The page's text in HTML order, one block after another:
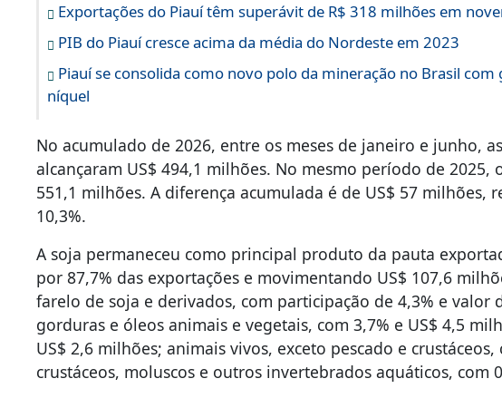
Exportações do Piauí têm superávit de R$ 318 milhões em
PIB do Piauí cresce acima da média do Nordeste em 2023
Piauí se consolida como novo polo da mineração no Brasil
níquel
No acumulado de 2026, entre os meses de janeiro e junho,
alcançaram US$ 494,1 milhões. No mesmo período de 2025,
551,1 milhões. A diferença acumulada é de US$ 57 milhões,
10,3%.
A soja permaneceu como principal produto da pauta
por 87,7% das exportações e movimentando US$ 107,6
farelo de soja e derivados, com participação de 4,3% e valor
gorduras e óleos animais e vegetais, com 3,7% e US$ 4,5
US$ 2,6 milhões; animais vivos, exceto pescado e crustáceos,
crustáceos, moluscos e outros invertebrados aquáticos, com